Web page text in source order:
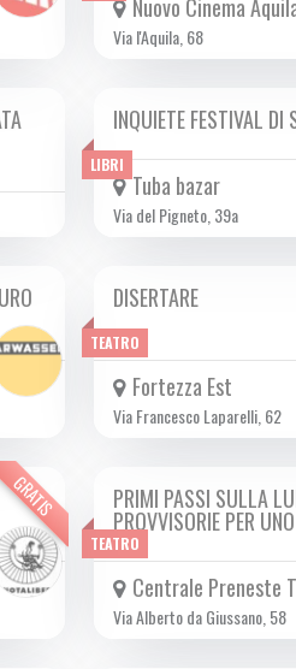
Nuovo Cinema
Via l'Aquila, 68
LIBRI
DA VEN 13/10 A DOM
INQUIETE FESTIVAL
Tuba bazar
Via del Pigneto, 39a
TEATRO
DA GIO 12/10 A SAB 14/
DISERTARE
Fortezza Est
Via Francesco Laparelli, 62
GRATIS
TEATRO
SAB 14/10 2023
PRIMI PASSI SULLA
PROVVISORIE PER
Centrale Preneste
Via Alberto da Giussano, 58